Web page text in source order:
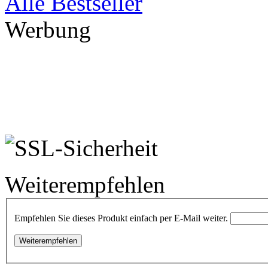
Werbung
Weiterempfehlen
Empfehlen Sie dieses Produkt einfach per E-Mail weiter.
Weiterempfehlen